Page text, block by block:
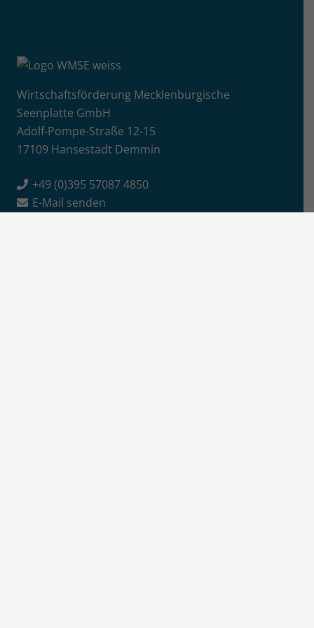
Wirtschaftsförderung Mecklenburgische
Seenplatte GmbH
Adolf-Pompe-Straße 12-15
17109 Hansestadt Demmin
+49 (0)395 57087 4850
E-Mail senden